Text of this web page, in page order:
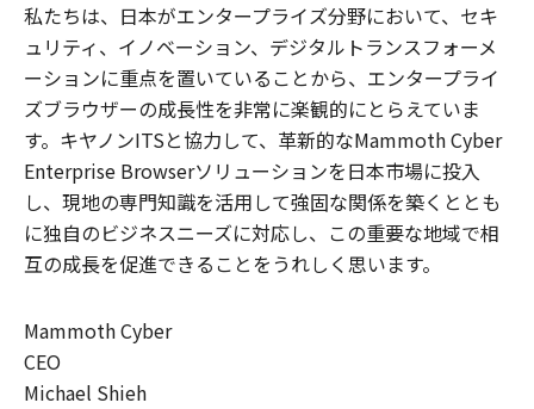
私たちは、日本がエンタープライズ分野において、セキ
ュリティ、イノベーション、デジタルトランスフォーメ
ーションに重点を置いていることから、エンタープライ
ズブラウザーの成長性を非常に楽観的にとらえていま
す。キヤノンITSと協力して、革新的なMammoth Cyber
Enterprise Browserソリューションを日本市場に投入
し、現地の専門知識を活用して強固な関係を築くととも
に独自のビジネスニーズに対応し、この重要な地域で相
互の成長を促進できることをうれしく思います。
Mammoth Cyber
CEO
Michael Shieh